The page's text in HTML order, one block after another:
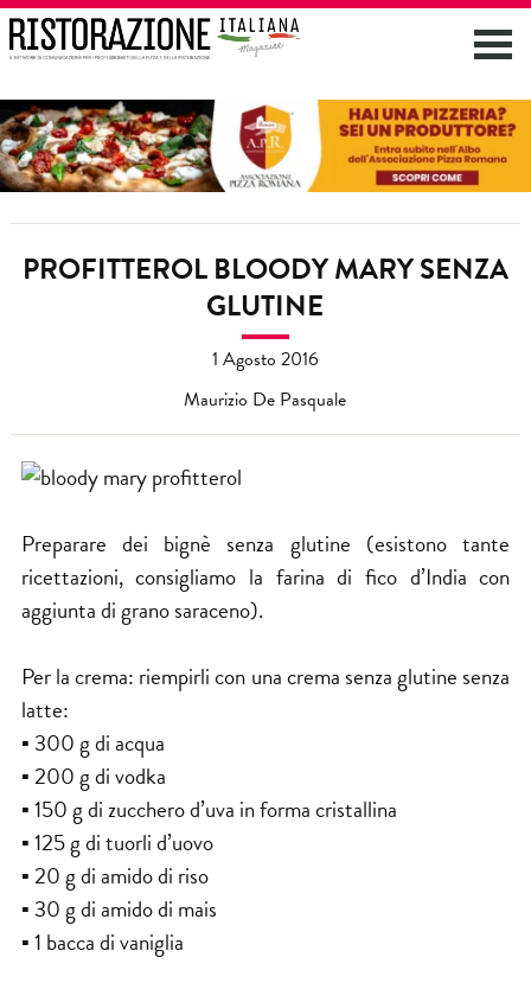
PROFITTEROL BLOODY MARY SENZA
GLUTINE
1 Agosto 2016
Maurizio De Pasquale
Preparare dei bignè senza glutine (esistono tante
ricettazioni, consigliamo la farina di fico d’India con
aggiunta di grano saraceno).
Per la crema: riempirli con una crema senza glutine senza
latte:
▪ 300 g di acqua
▪ 200 g di vodka
▪ 150 g di zucchero d’uva in forma cristallina
▪ 125 g di tuorli d’uovo
▪ 20 g di amido di riso
▪ 30 g di amido di mais
▪ 1 bacca di vaniglia